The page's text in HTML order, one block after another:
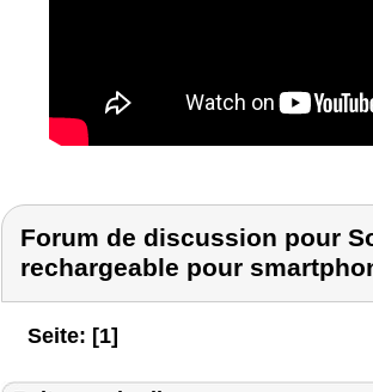
Forum de discussion pour
rechargeable pour
Seite: [1]